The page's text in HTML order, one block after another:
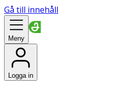
Gå till innehåll
Meny
Logga in